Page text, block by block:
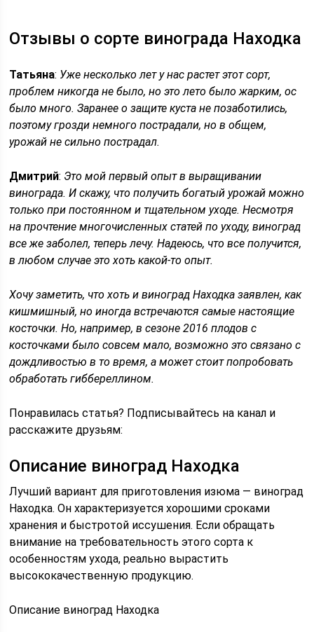
Отзывы о сорте винограда Находка
Татьяна: Уже несколько лет у нас растет этот сорт,
проблем никогда не было, но это лето было жарким, ос
было много. Заранее о защите куста не позаботились,
поэтому грозди немного пострадали, но в общем,
урожай не сильно пострадал.
Дмитрий: Это мой первый опыт в выращивании
винограда. И скажу, что получить богатый урожай можно
только при постоянном и тщательном уходе. Несмотря
на прочтение многочисленных статей по уходу, виноград
все же заболел, теперь лечу. Надеюсь, что все получится,
в любом случае это хоть какой-то опыт.
Хочу заметить, что хоть и виноград Находка заявлен, как
кишмишный, но иногда встречаются самые настоящие
косточки. Но, например, в сезоне 2016 плодов с
косточками было совсем мало, возможно это связано с
дождливостью в то время, а может стоит попробовать
обработать гиббереллином.
Понравилась статья? Подписывайтесь на канал и
расскажите друзьям:
Описание виноград Находка
Лучший вариант для приготовления изюма — виноград
Находка. Он характеризуется хорошими сроками
хранения и быстротой иссушения. Если обращать
внимание на требовательность этого сорта к
особенностям ухода, реально вырастить
высококачественную продукцию.
Описание виноград Находка